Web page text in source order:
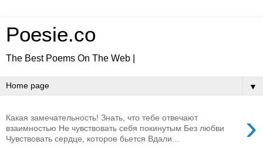
Poesie.co
The Best Poems On The Web |
▼
›
Какая замечательность! Знать, что тебе отвечают
взаимностью Не чувствовать себя покинутым Без любви
Чувствовать сердце, которое бьется Вдали...